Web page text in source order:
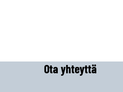
Ota yhteyttä